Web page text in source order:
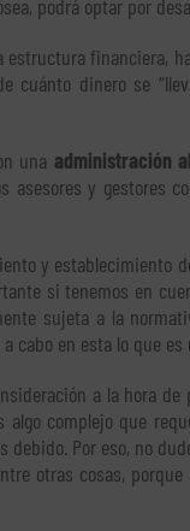
podrá optar por
financiera,
cuánto dinero se
una administración
asesores y gestores
y establecimiento
si tenemos en
sujeta a la
cabo en esta lo que
a la hora
complejo que
Por eso, no
otras cosas, porque